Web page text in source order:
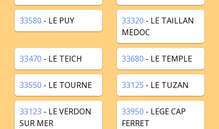
33580 - LE PUY 33320 - LE TAILLAN
MEDOC
33470 - LE TEICH 33680 - LE TEMPLE
33550 - LE TOURNE 33125 - LE TUZAN
33123 - LE VERDON
SUR MER
33950 - LEGE CAP
FERRET